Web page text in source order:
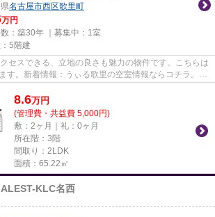
名古屋市西区歌里町
万円
：築30年 ｜募集中： 1室
5階建
セスできる、立地の良さも魅力の物件です。こちらは
す。新着情報：うぃる歌里の空室情報ならコチラ。な
8.6万円
(管理費・共益費 5,000円)
敷：2ヶ月｜礼：0ヶ月
所在階：3階
間取り：2LDK
面積：65.22㎡
KLC名西